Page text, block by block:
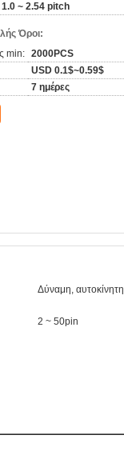
1.0 ~ 2.54 pitch
Όροι:
min: 2000PCS
USD 0.1$~0.59$
7 ημέρες
Δύναμη, αυτοκίνητη
2 ~ 50pin